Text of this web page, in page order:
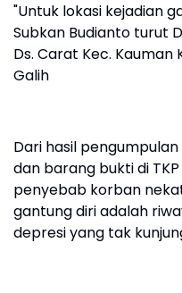
"Untuk lokasi kejadian
Subkan Budianto turut
Ds. Carat Kec. Kauman
Galih
Dari hasil
dan barang bukti di
penyebab korban
gantung diri adalah
depresi yang tak